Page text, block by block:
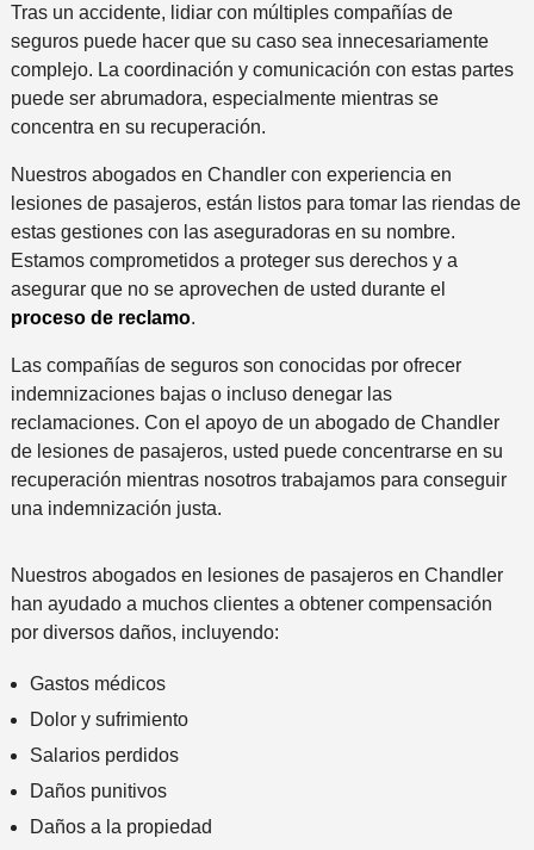
Tras un accidente, lidiar con múltiples compañías de
seguros puede hacer que su caso sea innecesariamente
complejo. La coordinación y comunicación con estas partes
puede ser abrumadora, especialmente mientras se
concentra en su recuperación.
Nuestros abogados en Chandler con experiencia en
lesiones de pasajeros, están listos para tomar las riendas de
estas gestiones con las aseguradoras en su nombre.
Estamos comprometidos a proteger sus derechos y a
asegurar que no se aprovechen de usted durante el
proceso de reclamo.
Las compañías de seguros son conocidas por ofrecer
indemnizaciones bajas o incluso denegar las
reclamaciones. Con el apoyo de un abogado de Chandler
de lesiones de pasajeros, usted puede concentrarse en su
recuperación mientras nosotros trabajamos para conseguir
una indemnización justa.
Nuestros abogados en lesiones de pasajeros en Chandler
han ayudado a muchos clientes a obtener compensación
por diversos daños, incluyendo:
Gastos médicos
Dolor y sufrimiento
Salarios perdidos
Daños punitivos
Daños a la propiedad